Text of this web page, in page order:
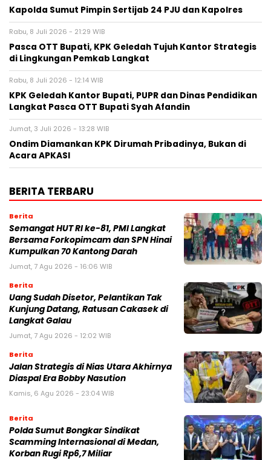
Kapolda Sumut Pimpin Sertijab 24 PJU dan Kapolres
Rabu, 8 Juli 2026 - 21:29 WIB
Pasca OTT Bupati, KPK Geledah Tujuh Kantor Strategis
di Lingkungan Pemkab Langkat
Rabu, 8 Juli 2026 - 12:14 WIB
KPK Geledah Kantor Bupati, PUPR dan Dinas Pendidikan
Langkat Pasca OTT Bupati Syah Afandin
Jumat, 3 Juli 2026 - 13:28 WIB
Ondim Diamankan KPK Dirumah Pribadinya, Bukan di
Acara APKASI
BERITA TERBARU
Berita
Semangat HUT RI ke-81, PMI Langkat
Bersama Forkopimcam dan SPN Hinai
Kumpulkan 70 Kantong Darah
Jumat, 7 Agu 2026 - 16:06 WIB
Berita
Uang Sudah Disetor, Pelantikan Tak
Kunjung Datang, Ratusan Cakasek di
Langkat Galau
Jumat, 7 Agu 2026 - 12:02 WIB
Berita
Jalan Strategis di Nias Utara Akhirnya
Diaspal Era Bobby Nasution
Kamis, 6 Agu 2026 - 23:04 WIB
Berita
Polda Sumut Bongkar Sindikat
Scamming Internasional di Medan,
Korban Rugi Rp6,7 Miliar